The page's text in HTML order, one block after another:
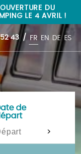
OUVERTURE DU
LE 4 AVRIL !
43 FR EN DE ES
de
>